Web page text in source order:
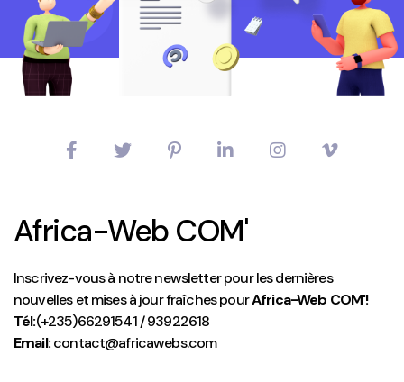
Africa-Web COM'
Inscrivez-vous à notre newsletter pour les dernières
nouvelles et mises à jour fraîches pourAfrica-Web COM'!
Tél:(+235)66291541 / 93922618
Email:contact@africawebs.com